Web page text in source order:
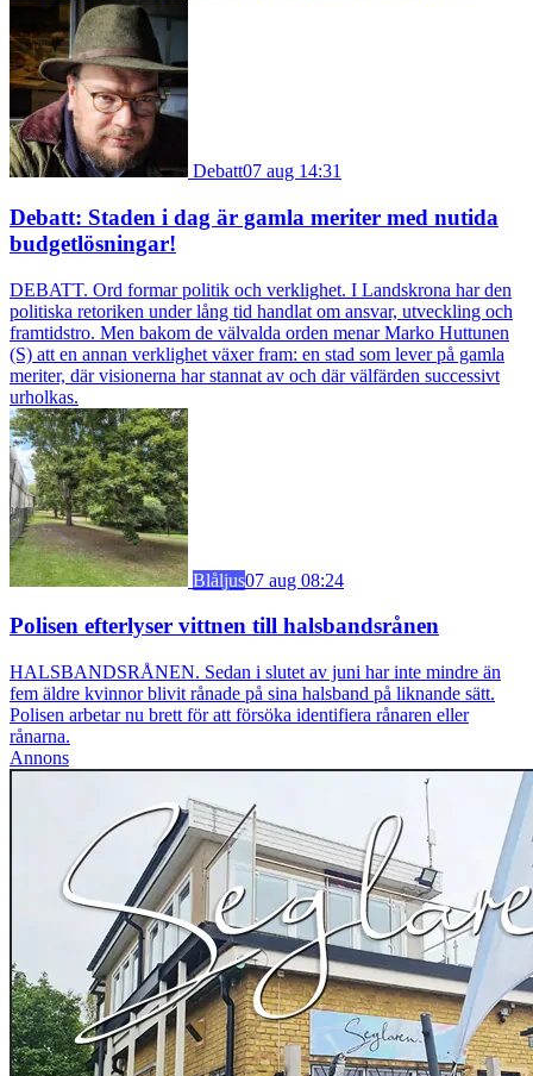
Debatt07 aug 14:31
Debatt: Staden i dag är gamla meriter med nutida
budgetlösningar!
DEBATT. Ord formar politik och verklighet. I Landskrona har den
politiska retoriken under lång tid handlat om ansvar, utveckling och
framtidstro. Men bakom de välvalda orden menar Marko Huttunen
(S) att en annan verklighet växer fram: en stad som lever på gamla
meriter, där visionerna har stannat av och där välfärden successivt
urholkas.
Blåljus07 aug 08:24
Polisen efterlyser vittnen till halsbandsrånen
HALSBANDSRÅNEN. Sedan i slutet av juni har inte mindre än
fem äldre kvinnor blivit rånade på sina halsband på liknande sätt.
Polisen arbetar nu brett för att försöka identifiera rånaren eller
rånarna.
Annons